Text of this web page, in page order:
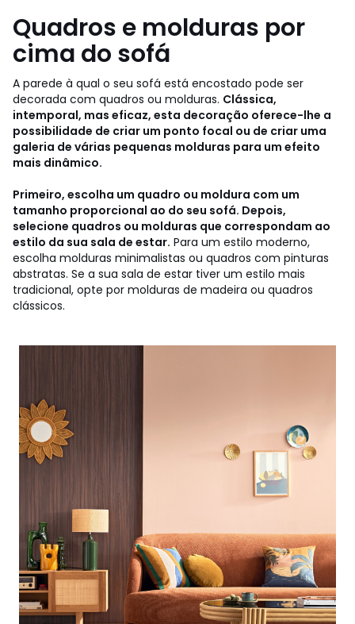
Quadros e molduras por
cima do sofá
A parede à qual o seu sofá está encostado pode ser
decorada com quadros ou molduras. Clássica,
intemporal, mas eficaz, esta decoração oferece-lhe a
possibilidade de criar um ponto focal ou de criar uma
galeria de várias pequenas molduras para um efeito
mais dinâmico.
Primeiro, escolha um quadro ou moldura com um
tamanho proporcional ao do seu sofá. Depois,
selecione quadros ou molduras que correspondam ao
estilo da sua sala de estar. Para um estilo moderno,
escolha molduras minimalistas ou quadros com pinturas
abstratas. Se a sua sala de estar tiver um estilo mais
tradicional, opte por molduras de madeira ou quadros
clássicos.